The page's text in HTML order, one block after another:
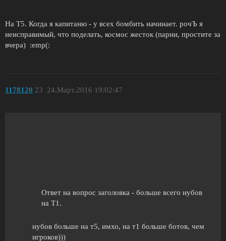
На Т5. Когда я капитаню - у всех бомбить начинает. рочЪ я
неисправимый, что поделать, космос жесток (парни, простите за
вчера) :emp(:
1178120 24.Март.2016 19:02:47
23
Ответ на вопрос заголовка - больше всего нубов
на Т1.
нубов больше на т5, имхо, на т1 больше ботов, чем
игроков)))